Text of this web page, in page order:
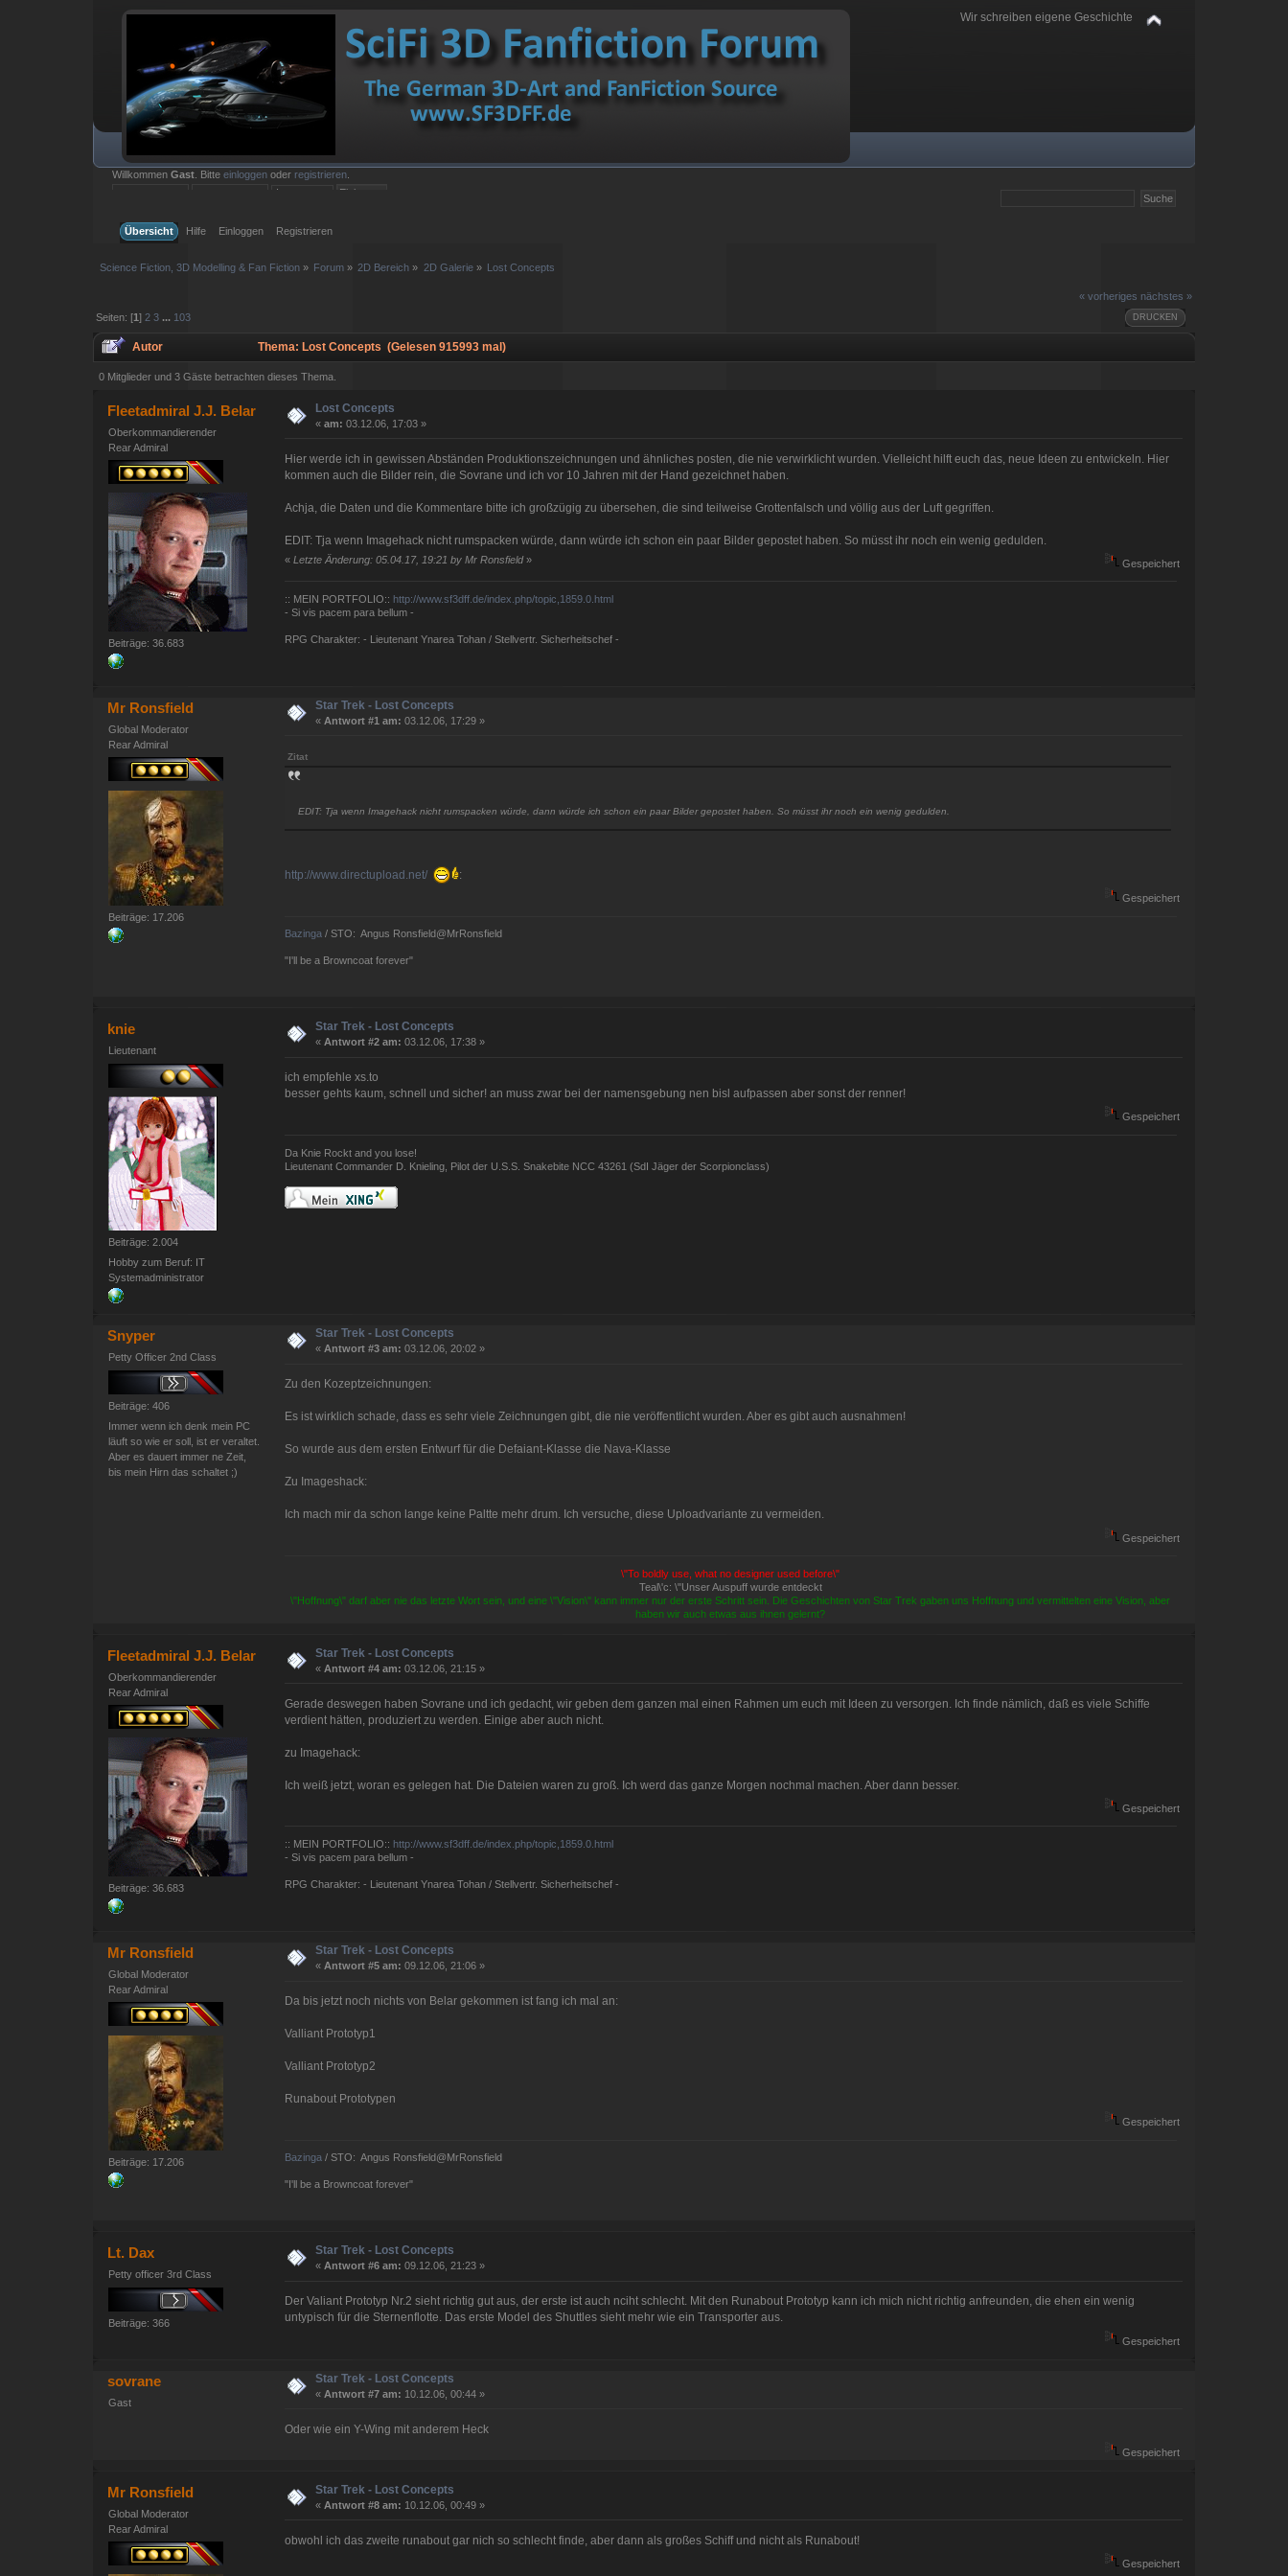
Wir schreiben eigene Geschichte
WillkommenGast . Bitteeinloggen oder registrieren
Übersicht
Hilfe Einloggen Registrieren
Science Fiction, 3D Modelling & Fan Fiction» Forum » 2D Bereich » 2D Galerie» Lost Concepts
« vorheriges nächstes »
DRUCKEN
Seiten: [1 ] 2 3 ... 103
Autor Thema: Lost Concepts (Gelesen 915993 mal)
0 Mitglieder und 3 Gäste betrachten dieses Thema.
Fleetadmiral J.J. Belar
Oberkommandierender
Rear Admiral
Beiträge: 36.683
Lost Concepts
«am: 03.12.06, 17:03 »
Hier werde ich in gewissen Abständen Produktionszeichnungen und ähnliches posten, die nie verwirklicht wurden. Vielleicht hilft euch das, neue Ideen zu entwickeln. Hier
kommen auch die Bilder rein, die Sovrane und ich vor 10 Jahren mit der Hand gezeichnet haben.
Achja, die Daten und die Kommentare bitte ich großzügig zu übersehen, die sind teilweise Grottenfalsch und völlig aus der Luft gegriffen.
EDIT: Tja wenn Imagehack nicht rumspacken würde, dann würde ich schon ein paar Bilder gepostet haben. So müsst ihr noch ein wenig gedulden.
«Letzte Änderung: 05.04.17, 19:21 by Mr Ronsfield» Gespeichert
:: MEIN PORTFOLIO:: http://www.sf3dff.de/index.php/topic,1859.0.html
- Si vis pacem para bellum -
RPG Charakter: - Lieutenant Ynarea Tohan / Stellvertr. Sicherheitschef -
Mr Ronsfield
Global Moderator
Rear Admiral
Beiträge: 17.206
Star Trek - Lost Concepts
« Antwort #1 am: 03.12.06, 17:29 »
Zitat
EDIT: Tja wenn Imagehack nicht rumspacken würde, dann würde ich schon ein paar Bilder gepostet haben. So müsst ihr noch ein wenig gedulden.
http://www.directupload.net/ :
Gespeichert
Bazinga / STO: Angus Ronsfield@MrRonsfield
"I'll be a Browncoat forever"
knie
Lieutenant
Beiträge: 2.004
Hobby zum Beruf: IT
Systemadministrator
Star Trek - Lost Concepts
« Antwort #2 am: 03.12.06, 17:38 »
ich empfehle xs.to
besser gehts kaum, schnell und sicher! an muss zwar bei der namensgebung nen bisl aufpassen aber sonst der renner!
Gespeichert
Da Knie Rockt and you lose!
Lieutenant Commander D. Knieling, Pilot der U.S.S. Snakebite NCC 43261 (SdI Jäger der Scorpionclass)
Snyper
Petty Officer 2nd Class
Beiträge: 406
Immer wenn ich denk mein PC
läuft so wie er soll, ist er veraltet.
Aber es dauert immer ne Zeit,
bis mein Hirn das schaltet ;)
Star Trek - Lost Concepts
« Antwort #3 am: 03.12.06, 20:02 »
Zu den Kozeptzeichnungen:
Es ist wirklich schade, dass es sehr viele Zeichnungen gibt, die nie veröffentlicht wurden. Aber es gibt auch ausnahmen!
So wurde aus dem ersten Entwurf für die Defaiant-Klasse die Nava-Klasse
Zu Imageshack:
Ich mach mir da schon lange keine Paltte mehr drum. Ich versuche, diese Uploadvariante zu vermeiden.
Gespeichert
\"To boldly use, what no designer used before\"
Teal\'c: \"Unser Auspuff wurde entdeckt
\"Hoffnung\" darf aber nie das letzte Wort sein, und eine \"Vision\" kann immer nur der erste Schritt sein. Die Geschichten von Star Trek gaben uns Hoffnung und vermittelten eine Vision, aber
haben wir auch etwas aus ihnen gelernt?
Fleetadmiral J.J. Belar
Oberkommandierender
Rear Admiral
Beiträge: 36.683
Star Trek - Lost Concepts
« Antwort #4 am: 03.12.06, 21:15 »
Gerade deswegen haben Sovrane und ich gedacht, wir geben dem ganzen mal einen Rahmen um euch mit Ideen zu versorgen. Ich finde nämlich, daß es viele Schiffe
verdient hätten, produziert zu werden. Einige aber auch nicht.
zu Imagehack:
Ich weiß jetzt, woran es gelegen hat. Die Dateien waren zu groß. Ich werd das ganze Morgen nochmal machen. Aber dann besser.
Gespeichert
:: MEIN PORTFOLIO:: http://www.sf3dff.de/index.php/topic,1859.0.html
- Si vis pacem para bellum -
RPG Charakter: - Lieutenant Ynarea Tohan / Stellvertr. Sicherheitschef -
Mr Ronsfield
Global Moderator
Rear Admiral
Beiträge: 17.206
Star Trek - Lost Concepts
« Antwort #5 am: 09.12.06, 21:06 »
Da bis jetzt noch nichts von Belar gekommen ist fang ich mal an:
Valliant Prototyp1
Valliant Prototyp2
Runabout Prototypen
Gespeichert
Bazinga / STO: Angus Ronsfield@MrRonsfield
"I'll be a Browncoat forever"
Lt. Dax
Petty officer 3rd Class
Beiträge: 366
Star Trek - Lost Concepts
«Antwort #6 am: 09.12.06, 21:23 »
Der Valiant Prototyp Nr.2 sieht richtig gut aus, der erste ist auch nciht schlecht. Mit den Runabout Prototyp kann ich mich nicht richtig anfreunden, die ehen ein wenig
untypisch für die Sternenflotte. Das erste Model des Shuttles sieht mehr wie ein Transporter aus.
Gespeichert
sovrane
Gast
Star Trek - Lost Concepts
« Antwort #7 am: 10.12.06, 00:44 »
Oder wie ein Y-Wing mit anderem Heck
Gespeichert
Mr Ronsfield
Global Moderator
Rear Admiral
Star Trek - Lost Concepts
« Antwort #8 am: 10.12.06, 00:49 »
obwohl ich das zweite runabout gar nich so schlecht finde, aber dann als großes Schiff und nicht als Runabout!
Gespeichert